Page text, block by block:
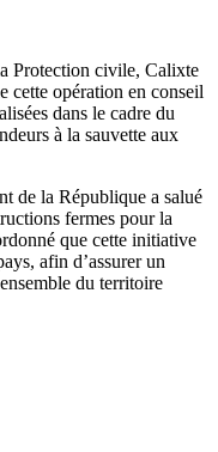
Protection civile, Calixte
cette opération en conseil
dans le cadre du
à la sauvette aux
de la République a salué
fermes pour la
que cette initiative
afin d’assurer un
du territoire